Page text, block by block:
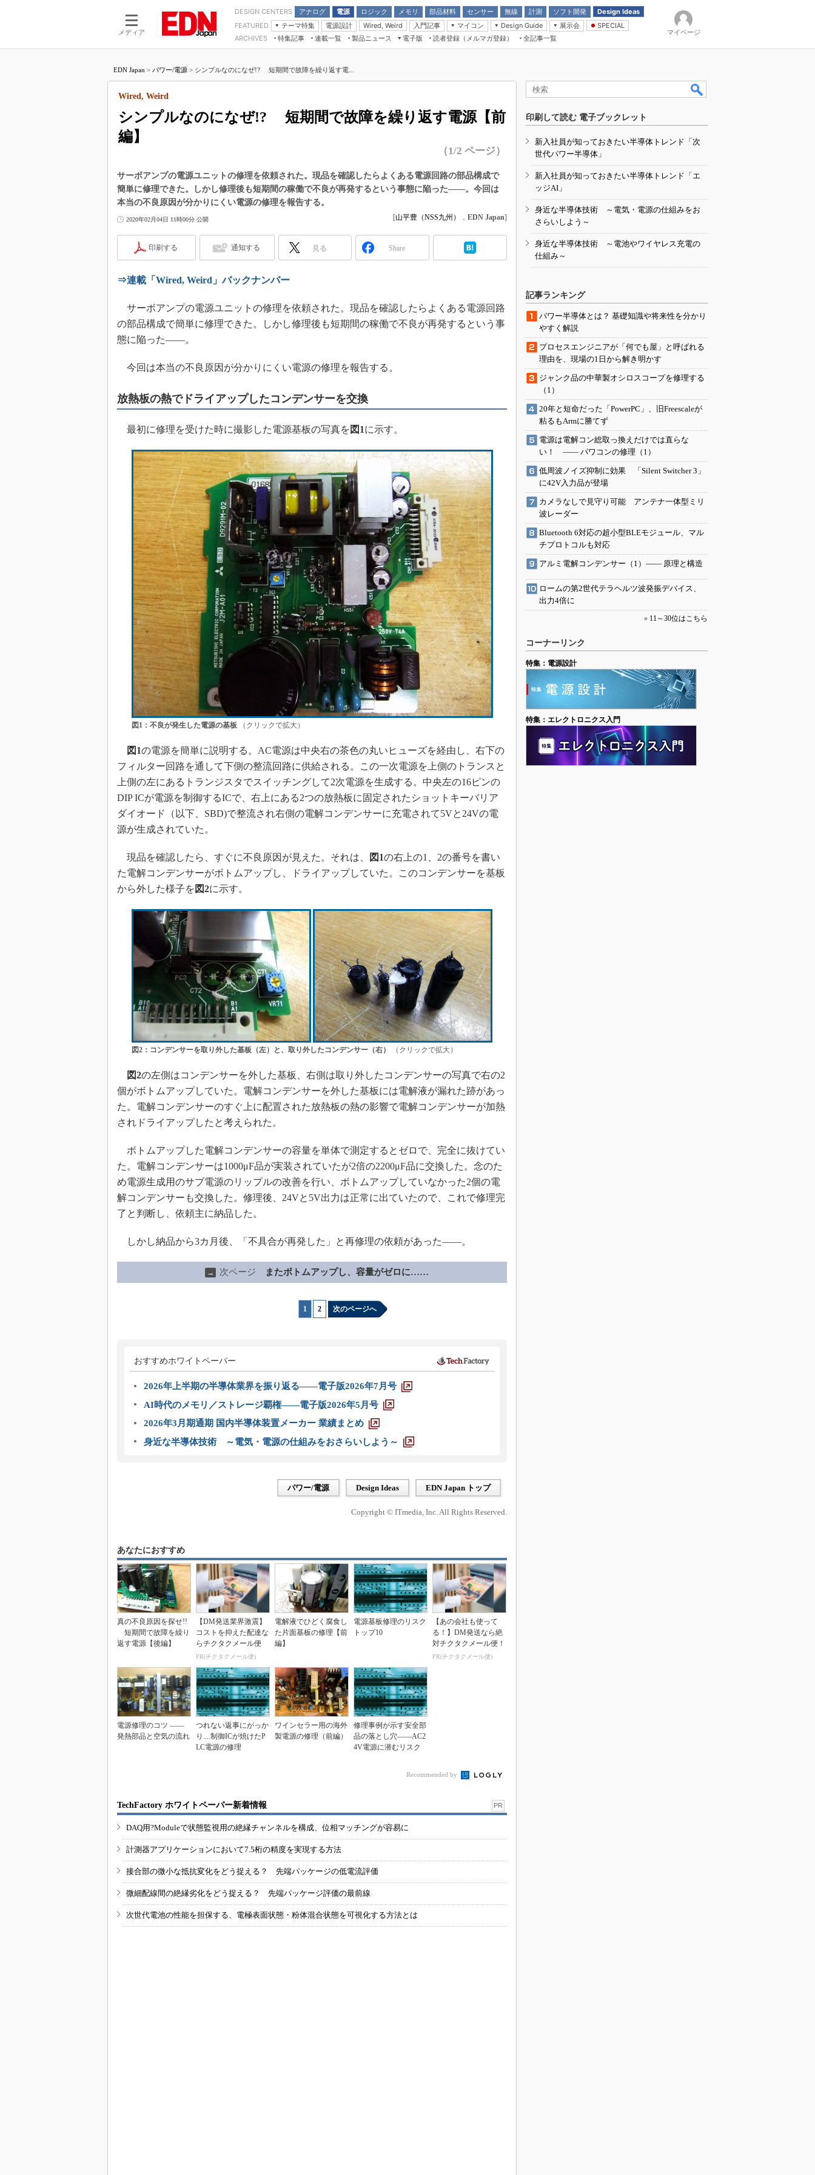
メディア
DESIGN CENTERS アナログ
電源
モーター
ロジック
LSI
メモリ
部品材料
受動部品
センサー 無線 計測 ソフト開発
Design Ideas
アナログ機能回路
計測とテスト
Wired, Weird
FEATURED
テーマ特集
つながるクルマ
エレクトロニクス入門
製品解剖（EE Times Japan）
電源設計 Wired, Weird
入門記事
モーター入門
マイコン
マイコン講座
Design Guide
計測機器
展示会
CEATEC
組込み/エッジコンピューティング展
人とくるま展
SPECIAL
Microchip情報
ARCHIVES 特集記事
連載一覧
マイクロプロセッサ懐古録
たった2つの式で始めるDC/DCコン
バーターの設計
マイコン講座
Q&Aで学ぶマイコン講座
高速シリアル伝送技術講座
記録計／データロガーの基礎知識
アナログ設計のきほん／ADCとノイ
めざせ高効率！ モーター駆動入門講
Bluetooth mesh入門
計測器メーカーから見た5G
IoT時代の無線規格を知る【Thread
IoT時代の無線規格を知る【Z-Wave
製品ニュース
電子版
電子ブックレット
読者登録（メルマガ登録） 全記事一覧
マイページ
EDN Japan > パワー/電源 > シンプルなのになぜ!? 短期間で故障を繰り返す電...
シンプルなのになぜ!? 短期間で故障を繰り返す電源【前
編】
Wired, Weird
（1/2 ページ）
サーボアンプの電源ユニットの修理を依頼された。現品を確認したらよくある電源回路の部品構成で
簡単に修理できた。しかし修理後も短期間の稼働で不良が再発するという事態に陥った――。今回は
本当の不良原因が分かりにくい電源の修理を報告する。
2020年02月04日 11時00分 公開 [山平豊（NSS九州） ， EDN Japan]
印刷する 通知する 見る Share
⇒連載「Wired, Weird」バックナンバー
サーボアンプの電源ユニットの修理を依頼された。現品を確認したらよくある電源回路
の部品構成で簡単に修理できた。しかし修理後も短期間の稼働で不良が再発するという事
態に陥った――。
今回は本当の不良原因が分かりにくい電源の修理を報告する。
放熱板の熱でドライアップしたコンデンサーを交換
最初に修理を受けた時に撮影した電源基板の写真を 図1に示す。
図1：不良が発生した電源の基板（クリックで拡大）
図1の電源を簡単に説明する。AC電源は中央右の茶色の丸いヒューズを経由し、右下の
フィルター回路を通して下側の整流回路に供給される。この一次電源を上側のトランスと
上側の左にあるトランジスタでスイッチングして2次電源を生成する。中央左の16ピンの
DIP ICが電源を制御するICで、右上にある2つの放熱板に固定されたショットキーバリア
ダイオード（以下、SBD)で整流され右側の電解コンデンサーに充電されて5Vと24Vの電
源が生成されていた。
現品を確認したら、すぐに不良原因が見えた。それは、 図1の右上の1、2の番号を書い
た電解コンデンサーがボトムアップし、ドライアップしていた。このコンデンサーを基板
から外した様子を 図2に示す。
図2：コンデンサーを取り外した基板（左）と、取り外したコンデンサー（右） （クリックで拡大）
図2の左側はコンデンサーを外した基板、右側は取り外したコンデンサーの写真で右の2
個がボトムアップしていた。電解コンデンサーを外した基板には電解液が漏れた跡があっ
た。電解コンデンサーのすぐ上に配置された放熱板の熱の影響で電解コンデンサーが加熱
されドライアップしたと考えられた。
ボトムアップした電解コンデンサーの容量を単体で測定するとゼロで、完全に抜けてい
た。電解コンデンサーは1000μF品が実装されていたが2倍の2200μF品に交換した。念のた
め電源生成用のサブ電源のリップルの改善を行い、ボトムアップしていなかった2個の電
解コンデンサーも交換した。修理後、24Vと5V出力は正常に出ていたので、これで修理完
了と判断し、依頼主に納品した。
しかし納品から3カ月後、「不具合が再発した」と再修理の依頼があった――。
→ 次ページ またボトムアップし、容量がゼロに……
1 2 次のページへ
おすすめホワイトペーパー
2026年上半期の半導体業界を振り返る――電子版2026年7月号
AI時代のメモリ／ストレージ覇権――電子版2026年5月号
2026年3月期通期 国内半導体装置メーカー 業績まとめ
身近な半導体技術 ～電気・電源の仕組みをおさらいしよう～
パワー/電源 Design Ideas EDN Japan トップ
Copyright © ITmedia, Inc. All Rights Reserved.
あなたにおすすめ
真の不良原因を探せ!!
短期間で故障を繰り
返す電源【後編】
【DM発送業界激震】
コストを抑えた配達な
らチクタクメール便
PR(チクタクメール便)
電解液でひどく腐食し
た片面基板の修理【前
編】
電源基板修理のリスク
トップ10
【あの会社も使って
る！】DM発送なら絶
対チクタクメール便！
PR(チクタクメール便)
電源修理のコツ ――
発熱部品と空気の流れ
つれない返事にがっか
り....制御ICが焼けたP
LC電源の修理
ワインセラー用の海外
製電源の修理（前編）
修理事例が示す安全部
品の落とし穴――AC2
4V電源に潜むリスク
Recommended by
TechFactory ホワイトペーパー新着情報 PR
DAQ用?Moduleで状態監視用の絶縁チャンネルを構成、位相マッチングが容易に
計測器アプリケーションにおいて7.5桁の精度を実現する方法
接合部の微小な抵抗変化をどう捉える？ 先端パッケージの低電流評価
微細配線間の絶縁劣化をどう捉える？ 先端パッケージ評価の最前線
次世代電池の性能を担保する、電極表面状態・粉体混合状態を可視化する方法とは
印刷して読む 電子ブックレット
新入社員が知っておきたい半導体トレンド「次
世代パワー半導体」
新入社員が知っておきたい半導体トレンド「エ
ッジAI」
身近な半導体技術 ～電気・電源の仕組みをお
さらいしよう～
身近な半導体技術 ～電池やワイヤレス充電の
仕組み～
記事ランキング
パワー半導体とは？ 基礎知識や将来性を分かり
やすく解説
プロセスエンジニアが「何でも屋」と呼ばれる
理由を、現場の1日から解き明かす
ジャンク品の中華製オシロスコープを修理する
（1）
20年と短命だった「PowerPC」、旧Freescaleが
粘るもArmに勝てず
電源は電解コン総取っ換えだけでは直らな
い！ ―― パワコンの修理（1）
低周波ノイズ抑制に効果 「Silent Switcher 3」
に42V入力品が登場
カメラなしで見守り可能 アンテナ一体型ミリ
波レーダー
Bluetooth 6対応の超小型BLEモジュール、マル
チプロトコルも対応
アルミ電解コンデンサー（1）―― 原理と構造
ロームの第2世代テラヘルツ波発振デバイス、
出力4倍に
» 11～30位はこちら
コーナーリンク
特集：電源設計
特集：エレクトロニクス入門